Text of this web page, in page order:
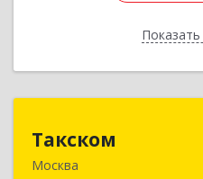
Такском
Москва119034, Москва г,